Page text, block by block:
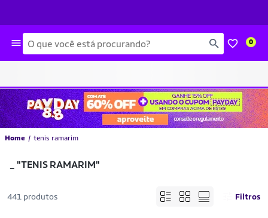
Busca 0
Home tenis ramarim
"TENIS RAMARIM"
441 produtos Filtros